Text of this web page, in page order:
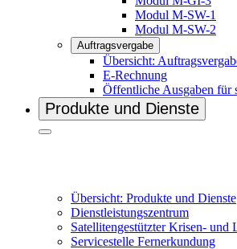
Modul M-SW-1
Modul M-SW-2
Auftragsvergabe
Übersicht:
E-Rechnung
Öffentliche Ausgaben für
Produkte und Dienste
Übersicht: Produkte und Dienste
Dienstleistungszentrum
Satellitengestützter Krisen- und
Servicestelle Fernerkundung